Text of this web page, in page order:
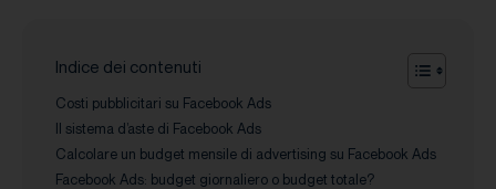
Indice dei contenuti
Costi pubblicitari su Facebook Ads
Il sistema d’aste di Facebook Ads
Calcolare un budget mensile di advertising su Facebook Ads
Facebook Ads: budget giornaliero o budget totale?